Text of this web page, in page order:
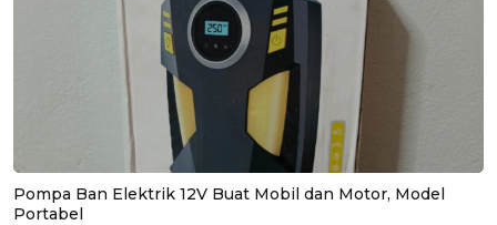
Pompa Ban Elektrik 12V Buat Mobil dan Motor, Model
Portabel